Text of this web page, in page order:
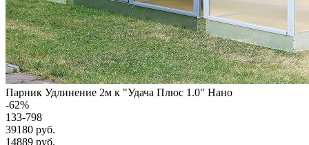
Парник Удлинение 2м к "Удача Плюс 1.0" Нано
-62%
133-798
39180 руб.
14889 руб.